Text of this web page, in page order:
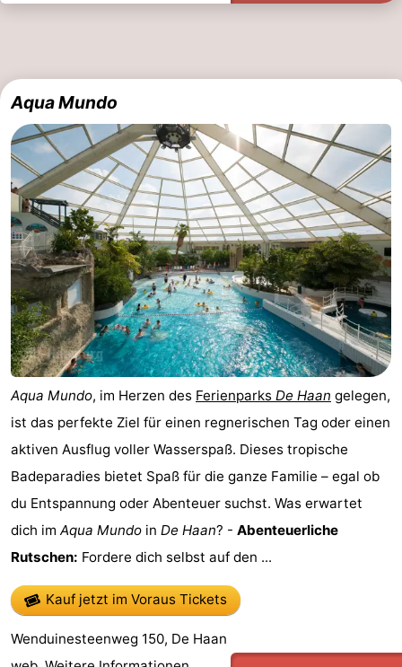
Wandern
-
Surfen
Essen
und
trinken
Veranstaltungen
Praktisch
Forum
Route
-
Parken
-
Küstetram
Medizin
Adressen
Region
Westflandern
-
Gent
-
Aqua Mundo
Aqua Mundo, im Herzen des Ferienparks De Haan gelegen,
ist das perfekte Ziel für einen regnerischen Tag oder einen
aktiven Ausflug voller Wasserspaß. Dieses tropische
Badeparadies bietet Spaß für die ganze Familie – egal ob
du Entspannung oder Abenteuer suchst. Was erwartet
dich im Aqua Mundo in De Haan? - Abenteuerliche
Rutschen: Fordere dich selbst auf den ...
Kauf jetzt im Voraus Tickets
Wenduinesteenweg 150, De Haan